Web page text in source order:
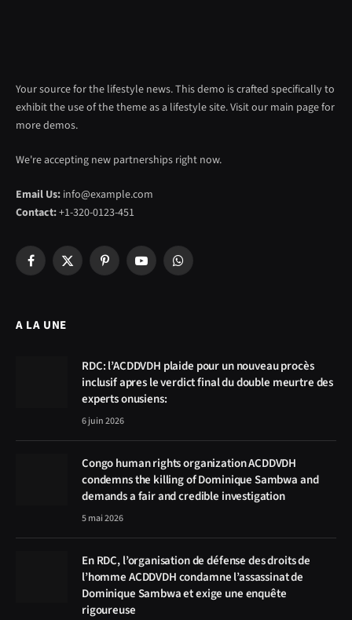
Your source for the lifestyle news. This demo is crafted specifically to
exhibit the use of the theme as a lifestyle site. Visit our main page for
more demos.
We're accepting new partnerships right now.
Email Us: info@example.com
Contact:+1-320-0123-451
Facebook
X
PinterestYouTubeWhatsApp
A LA UNE
RDC: l’ACDDVDH plaide pour un nouveau procès
inclusif apres le verdict final du double meurtre des
experts onusiens:
6 juin 2026
Congo human rights organization ACDDVDH
condemns the killing of Dominique Sambwa and
demands a fair and credible investigation
5 mai 2026
En RDC, l’organisation de défense des droits de
l’homme ACDDVDH condamne l’assassinat de
Dominique Sambwa et exige une enquête
rigoureuse